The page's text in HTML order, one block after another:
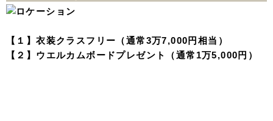
【１】衣装クラスフリー（通常3万7,000円相当）
【２】ウエルカムボードプレゼント（通常1万5,000円）